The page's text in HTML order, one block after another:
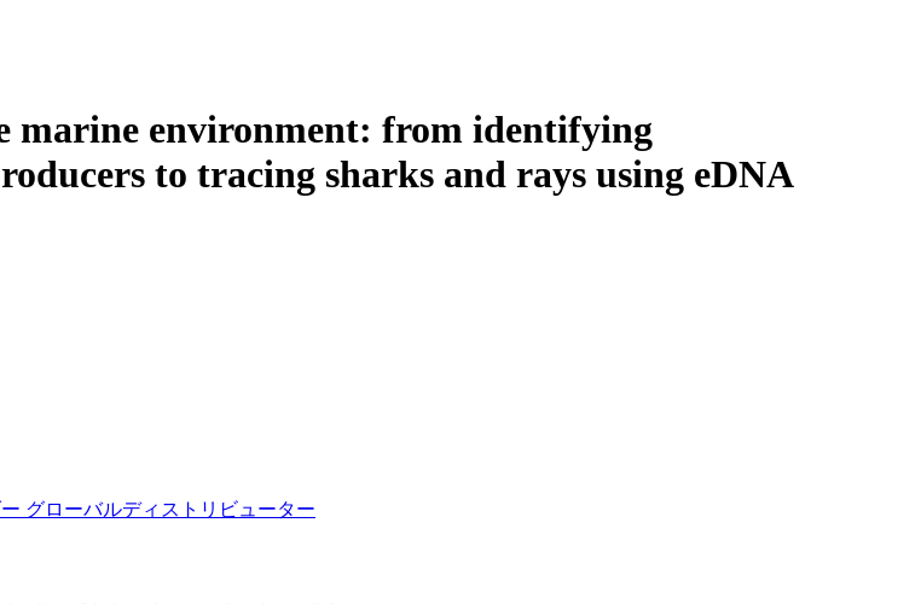
marine environment: from identifying
to tracing sharks and rays using eDNA
グローバルディストリビューター